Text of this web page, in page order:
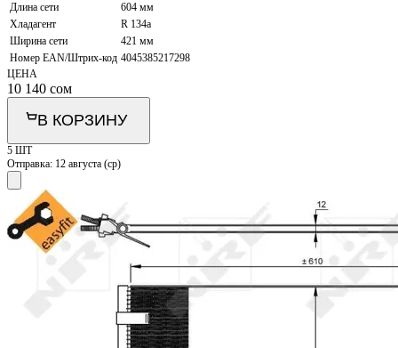
Длина сети
604 мм
Хладагент
R 134a
Ширина сети
421 мм
Номер EAN/Штрих-код 4045385217298
ЦЕНА
10 140 сом
В КОРЗИНУ
5 ШТ
Отправка: 12 августа (ср)